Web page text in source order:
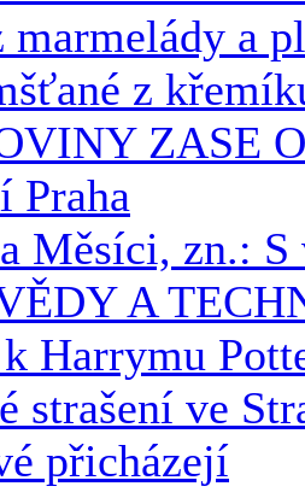
a
z
ZASE
Praha
Měsíci, zn.:
A
Harrymu
strašení ve
přicházejí